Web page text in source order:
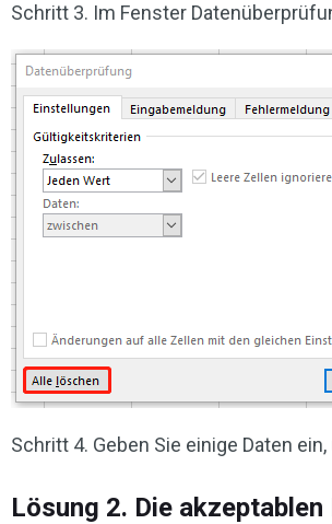
Schritt 3. Im Fenster
Schritt 4. Geben Sie einige Daten
Lösung 2. Die